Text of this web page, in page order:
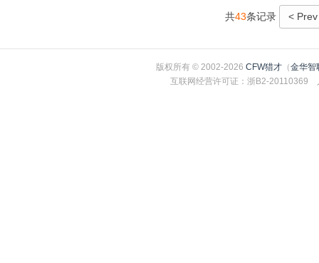
共43条记录 < Prev
版权所有 © 2002-2026 CFW猎才 （金华智
互联网经营许可证：浙B2-20110369